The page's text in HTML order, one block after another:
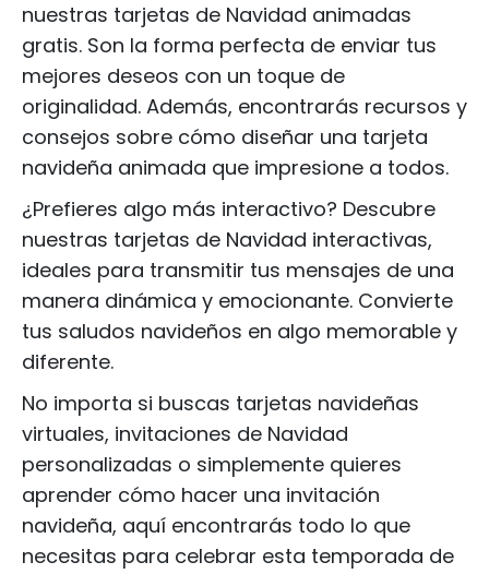
nuestras tarjetas de Navidad animadas
gratis. Son la forma perfecta de enviar tus
mejores deseos con un toque de
originalidad. Además, encontrarás recursos y
consejos sobre cómo diseñar una tarjeta
navideña animada que impresione a todos.
¿Prefieres algo más interactivo? Descubre
nuestras tarjetas de Navidad interactivas,
ideales para transmitir tus mensajes de una
manera dinámica y emocionante. Convierte
tus saludos navideños en algo memorable y
diferente.
No importa si buscas tarjetas navideñas
virtuales, invitaciones de Navidad
personalizadas o simplemente quieres
aprender cómo hacer una invitación
navideña, aquí encontrarás todo lo que
necesitas para celebrar esta temporada de